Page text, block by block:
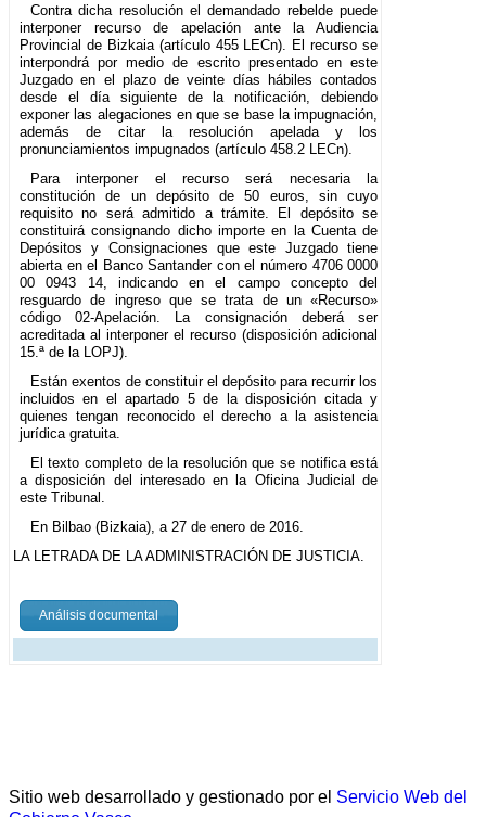
Contra dicha resolución el demandado rebelde puede
interponer recurso de apelación ante la Audiencia
Provincial de Bizkaia (artículo 455 LECn). El recurso se
interpondrá por medio de escrito presentado en este
Juzgado en el plazo de veinte días hábiles contados
desde el día siguiente de la notificación, debiendo
exponer las alegaciones en que se base la impugnación,
además de citar la resolución apelada y los
pronunciamientos impugnados (artículo 458.2 LECn).
Para interponer el recurso será necesaria la
constitución de un depósito de 50 euros, sin cuyo
requisito no será admitido a trámite. El depósito se
constituirá consignando dicho importe en la Cuenta de
Depósitos y Consignaciones que este Juzgado tiene
abierta en el Banco Santander con el número 4706 0000
00 0943 14, indicando en el campo concepto del
resguardo de ingreso que se trata de un «Recurso»
código 02-Apelación. La consignación deberá ser
acreditada al interponer el recurso (disposición adicional
15.ª de la LOPJ).
Están exentos de constituir el depósito para recurrir los
incluidos en el apartado 5 de la disposición citada y
quienes tengan reconocido el derecho a la asistencia
jurídica gratuita.
El texto completo de la resolución que se notifica está
a disposición del interesado en la Oficina Judicial de
este Tribunal.
En Bilbao (Bizkaia), a 27 de enero de 2016.
LA LETRADA DE LA ADMINISTRACIÓN DE JUSTICIA.
Análisis documental
Sitio web desarrollado y gestionado por el Servicio Web del